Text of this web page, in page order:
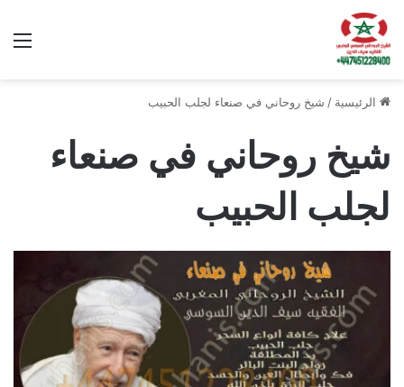
الرئيسية / شيخ روحاني في صنعاء لجلب الحبيب
شيخ روحاني في صنعاء
لجلب الحبيب